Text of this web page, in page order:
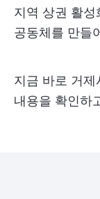
지역 상권 활
공동체를 만들
지금 바로 거
내용을 확인하